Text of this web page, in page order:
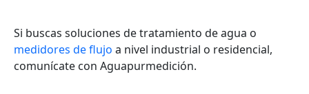
Si buscas soluciones detratamiento de agua o
medidores de flujo a nivel industrial o residencial,
comunícate con Aguapurmedición.